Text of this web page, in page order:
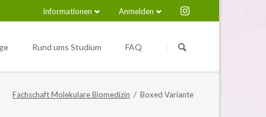
Anmelden
Informationen
überspringen
Infection (M.Sc.)
Rund ums Studium FAQ
Fachschaft Molekulare Biomedizin Boxed Variante